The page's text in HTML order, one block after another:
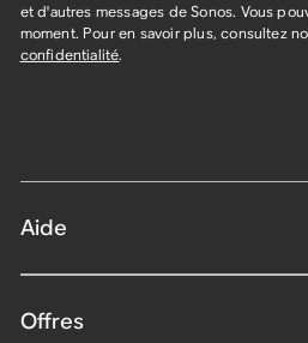
et d'autres messages de Sonos. Vous
moment. Pour en savoir plus, consultez
confidentialité.
Aide
Offres